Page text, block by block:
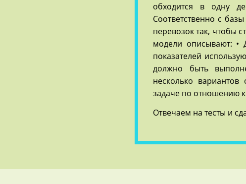
обходится в одну
Соответственно с
перевозок так, чтобы
модели описывают: •
показателей
должно быть
несколько
задаче по отношению к
Отвечаем на тесты и